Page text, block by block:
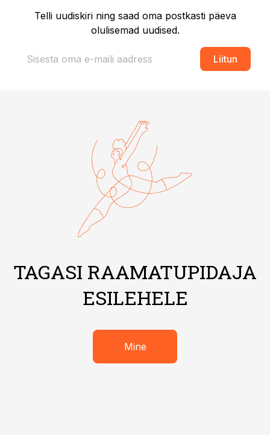
Telli uudiskiri ning saad oma postkasti päeva
olulisemad uudised.
Liitun
TAGASI RAAMATUPIDAJA
ESILEHELE
Mine